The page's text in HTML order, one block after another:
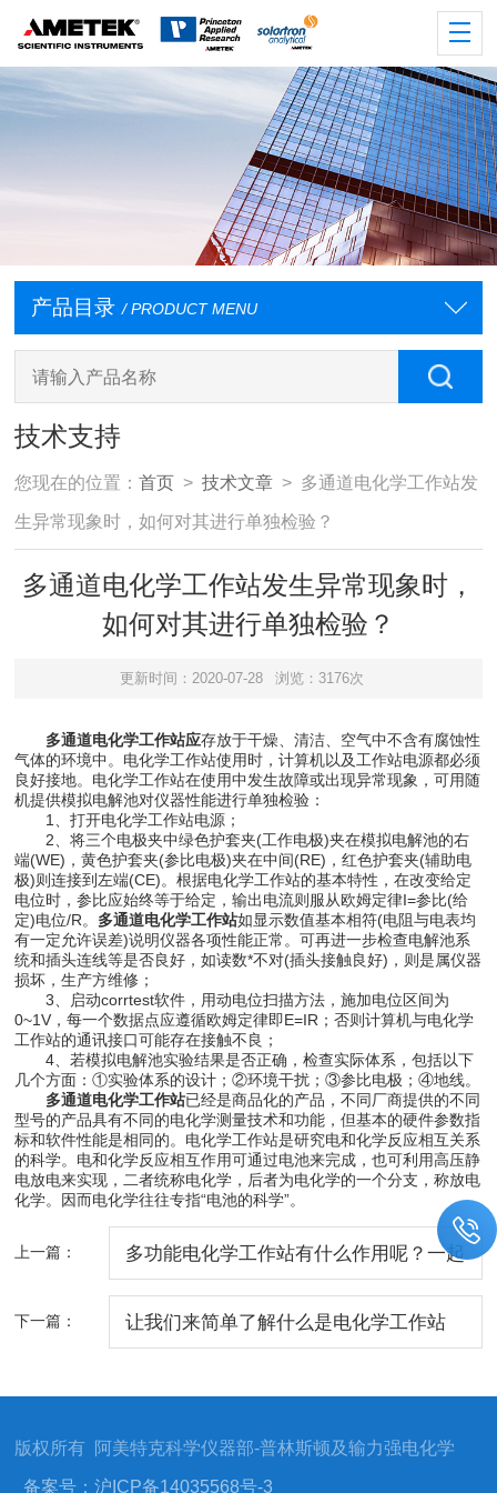
产品目录 / PRODUCT MENU
技术支持
您现在的位置：首页 >技术文章 > 多通道电化学工作站发
生异常现象时，如何对其进行单独检验？
多通道电化学工作站发生异常现象时，
如何对其进行单独检验？
更新时间：2020-07-28 浏览：3176次
多通道电化学工作站应存放于干燥、清洁、空气中不含有腐蚀性
气体的环境中。电化学工作站使用时，计算机以及工作站电源都必须
良好接地。电化学工作站在使用中发生故障或出现异常现象，可用随
机提供模拟电解池对仪器性能进行单独检验：
1、打开电化学工作站电源；
2、将三个电极夹中绿色护套夹(工作电极)夹在模拟电解池的右
端(WE)，黄色护套夹(参比电极)夹在中间(RE)，红色护套夹(辅助电
极)则连接到左端(CE)。根据电化学工作站的基本特性，在改变给定
电位时，参比应始终等于给定，输出电流则服从欧姆定律I=参比(给
定)电位/R。 多通道电化学工作站如显示数值基本相符(电阻与电表均
有一定允许误差)说明仪器各项性能正常。可再进一步检查电解池系
统和插头连线等是否良好，如读数*不对(插头接触良好)，则是属仪器
损坏，生产方维修；
3、启动corrtest软件，用动电位扫描方法，施加电位区间为
0~1V，每一个数据点应遵循欧姆定律即E=IR；否则计算机与电化学
工作站的通讯接口可能存在接触不良；
4、若模拟电解池实验结果是否正确，检查实际体系，包括以下
几个方面：①实验体系的设计；②环境干扰；③参比电极；④地线。
多通道电化学工作站已经是商品化的产品，不同厂商提供的不同
型号的产品具有不同的电化学测量技术和功能，但基本的硬件参数指
标和软件性能是相同的。电化学工作站是研究电和化学反应相互关系
的科学。电和化学反应相互作用可通过电池来完成，也可利用高压静
电放电来实现，二者统称电化学，后者为电化学的一个分支，称放电
化学。因而电化学往往专指“电池的科学”。
上一篇： 多功能电化学工作站有什么作用呢？一起
下一篇： 让我们来简单了解什么是电化学工作站
版权所有 阿美特克科学仪器部-普林斯顿及输力强电化学
备案号：沪ICP备14035568号-3